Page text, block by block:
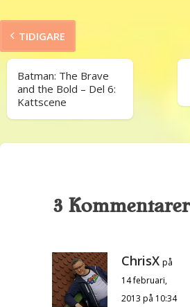
TIDIGARE
Batman: The Brave
and the Bold – Del 6:
Kattscene
3 Kommentarer
ChrisX på
14 februari,
2013 på 10:34